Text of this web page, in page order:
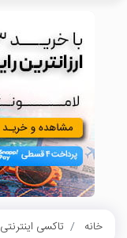
خانه تاکسی اینترنتی